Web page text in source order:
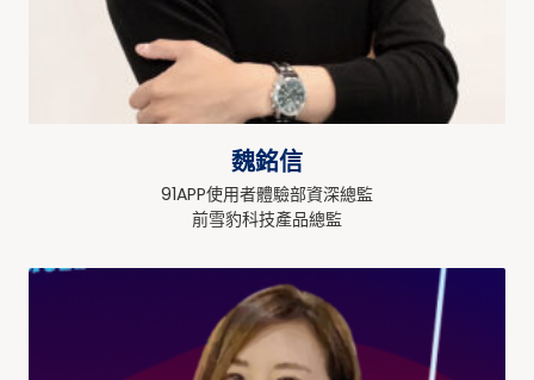
魏銘信
91APP使用者體驗部資深總監
前雪豹科技產品總監